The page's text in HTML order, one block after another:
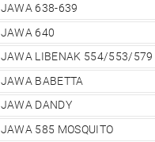
JAWA 638-639
JAWA 640
JAWA LIBENAK 554/553/579
JAWA BABETTA
JAWA DANDY
JAWA 585 MOSQUITO